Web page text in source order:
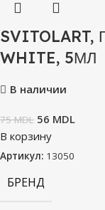
SVITOLART,
WHITE, 5МЛ
В наличии
75MDL 56 MDL
В корзину
Артикул: 13050
БРЕНД